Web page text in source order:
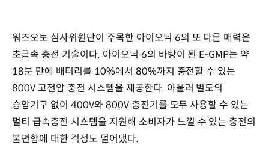
워즈오토 심사위원단이 주목한 아이오닉 6의 또 다른 매력은
초급속 충전 기술이다. 아이오닉 6의 바탕이 된 E-GMP는 약
18분 만에 배터리를 10%에서 80%까지 충전할 수 있는
800V 고전압 충전 시스템을 제공한다. 아울러 별도의
승압기구 없이 400V와 800V 충전기를 모두 사용할 수 있는
멀티 급속충전 시스템을 지원해 소비자가 느낄 수 있는 충전의
불편함에 대한 걱정도 덜어냈다.